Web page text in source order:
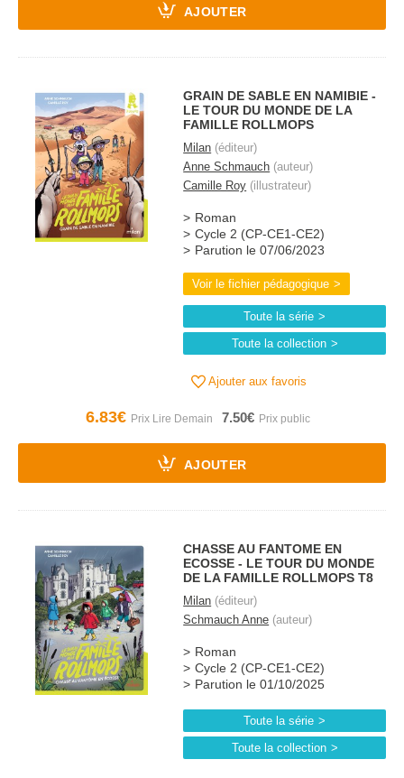
AJOUTER
GRAIN DE SABLE EN NAMIBIE -
LE TOUR DU MONDE DE LA
FAMILLE ROLLMOPS
Milan (éditeur)
Anne Schmauch (auteur)
Camille Roy (illustrateur)
Roman
Cycle 2 (CP-CE1-CE2)
Parution le 07/06/2023
Voir le fichier pédagogique
Toute la série
Toute la collection
Ajouter aux favoris
6.83€ 7.50€
AJOUTER
CHASSE AU FANTOME EN
ECOSSE - LE TOUR DU MONDE
DE LA FAMILLE ROLLMOPS T8
Milan (éditeur)
Schmauch Anne (auteur)
Roman
Cycle 2 (CP-CE1-CE2)
Parution le 01/10/2025
Toute la série
Toute la collection